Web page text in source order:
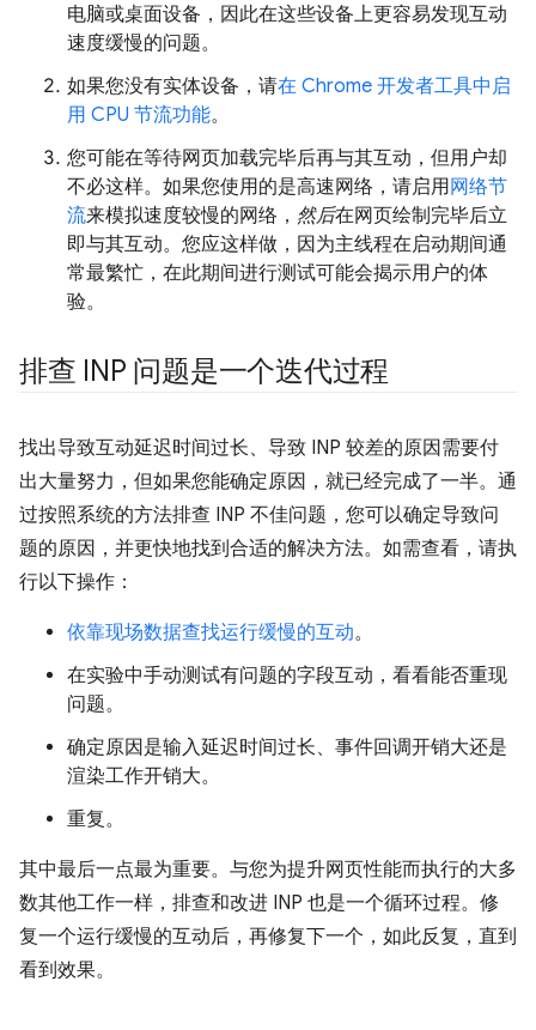
电脑或桌面设备，因此在这些设备上更容易发现互动
速度缓慢的问题。
如果您没有实体设备，请在 Chrome 开发者工具中启
用 CPU 节流功能。
您可能在等待网页加载完毕后再与其互动，但用户却
不必这样。如果您使用的是高速网络，请启用网络节
流来模拟速度较慢的网络， 然后在网页绘制完毕后立
即与其互动。您应这样做，因为主线程在启动期间通
常最繁忙，在此期间进行测试可能会揭示用户的体
验。
排查 INP 问题是一个迭代过程
找出导致互动延迟时间过长、导致 INP 较差的原因需要付
出大量努力，但如果您能确定原因，就已经完成了一半。通
过按照系统的方法排查 INP 不佳问题，您可以确定导致问
题的原因，并更快地找到合适的解决方法。如需查看，请执
行以下操作：
依靠现场数据查找运行缓慢的互动。
在实验中手动测试有问题的字段互动，看看能否重现
问题。
确定原因是输入延迟时间过长、事件回调开销大还是
渲染工作开销大。
重复。
其中最后一点最为重要。与您为提升网页性能而执行的大多
数其他工作一样，排查和改进 INP 也是一个循环过程。修
复一个运行缓慢的互动后，再修复下一个，如此反复，直到
看到效果。